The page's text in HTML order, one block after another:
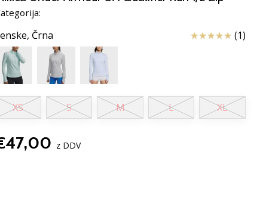
Črna Ocena izdelka
(1)
XS S M L XL
z DDV